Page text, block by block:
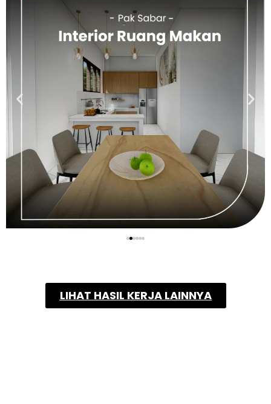
LIHAT HASIL KERJA LAINNYA